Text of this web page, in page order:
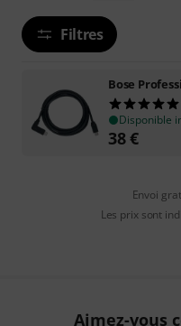
Filtres
Bose
Disponible
38€
Envoi
Les prix sont
Aimez-vous